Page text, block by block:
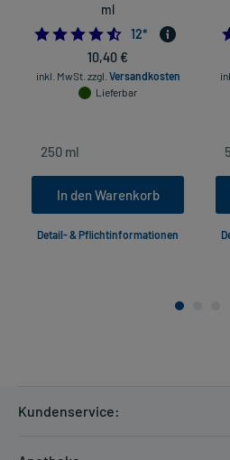
ml
4.5
12*
10,40 €
inkl. MwSt. zzgl. Versandkosten
Lieferbar
In den Warenkorb
Detail- & Pflichtinformationen
Kundenservice: